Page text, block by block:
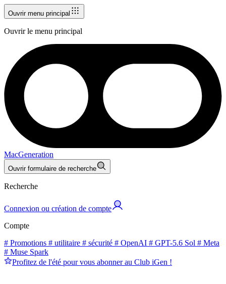
Ouvrir menu principal
Ouvrir le menu principal
MacGeneration
Ouvrir formulaire de recherche
Recherche
Connexion ou création de compte
Compte
# Promotions # utilitaire # sécurité # OpenAI # GPT-5.6 Sol # Meta
# Muse Spark
Profitez de l'été pour vous abonner au Club iGen !